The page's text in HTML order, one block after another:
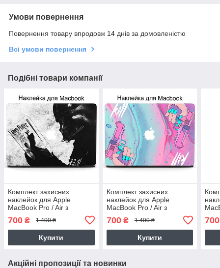
Умови повернення
Повернення товару впродовж 14 днів за домовленістю
Всі умови повернення
Подібні товари компанії
Комплект захисних
наклейок для Apple
MacBook Pro / Air з
(Harry Potter)
700 ₴ 1 400 ₴
Купити
Комплект захисних
наклейок для Apple
MacBook Pro / Air з
Діджитал Арт (Kill Digital
art)
700₴ 1 400 ₴
Купити
700
Акційні пропозиції та новинки